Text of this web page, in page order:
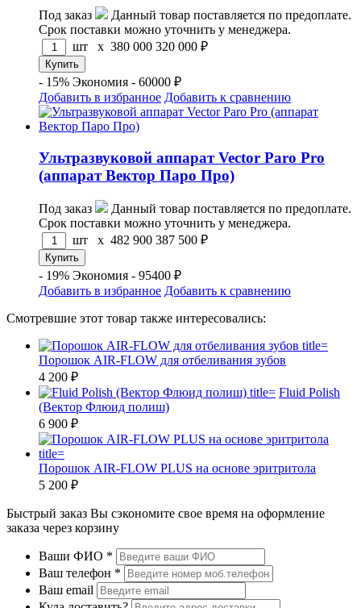
Под заказ
Данный товар поставляется по предоплате.
Срок поставки можно уточнить у менеджера.
шт x 380 000 320 000 ₽
- 15% Экономия - 60000 ₽
Добавить в избранное Добавить к сравнению
Ультразвуковой аппарат Vector Paro Pro
(аппарат Вектор Паро Про)
Под заказ
Данный товар поставляется по предоплате.
Срок поставки можно уточнить у менеджера.
шт x 482 900 387 500 ₽
- 19% Экономия - 95400 ₽
Добавить в избранное Добавить к сравнению
Смотревшие этот товар также интересовались:
Порошок AIR-FLOW для отбеливания зубов
4 200 ₽
Fluid Polish
(Вектор Флюид полиш)
6 900 ₽
Порошок AIR-FLOW PLUS на основе эритритола
5 200 ₽
Быстрый заказ Вы сэкономите свое время на оформление
заказа через корзину
Ваши ФИО *
Ваш телефон *
Ваш email